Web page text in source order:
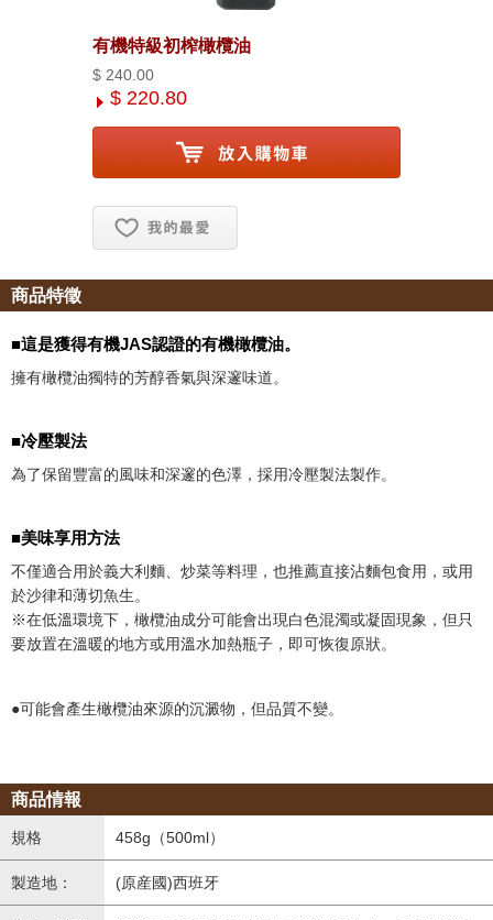
有機特級初榨橄欖油
$ 240.00
$ 220.80
商品特徵
■這是獲得有機JAS認證的有機橄欖油。
擁有橄欖油獨特的芳醇香氣與深邃味道。
■冷壓製法
為了保留豐富的風味和深邃的色澤，採用冷壓製法製作。
■美味享用方法
不僅適合用於義大利麵、炒菜等料理，也推薦直接沾麵包食用，或用
於沙律和薄切魚生。
※在低溫環境下，橄欖油成分可能會出現白色混濁或凝固現象，但只
要放置在溫暖的地方或用溫水加熱瓶子，即可恢復原狀。
●可能會產生橄欖油來源的沉澱物，但品質不變。
商品情報
規格 458g（500ml）
製造地： (原産國)西班牙